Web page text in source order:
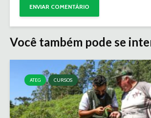
Você também pode se
ATEG CURSOS